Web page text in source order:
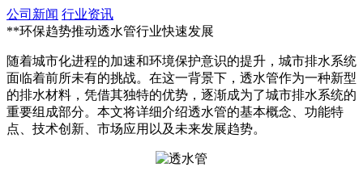
公司新闻 行业资讯
**环保趋势推动透水管行业快速发展
随着城市化进程的加速和环境保护意识的提升，城市排水系统
面临着前所未有的挑战。在这一背景下，透水管作为一种新型
的排水材料，凭借其独特的优势，逐渐成为了城市排水系统的
重要组成部分。本文将详细介绍透水管的基本概念、功能特
点、技术创新、市场应用以及未来发展趋势。